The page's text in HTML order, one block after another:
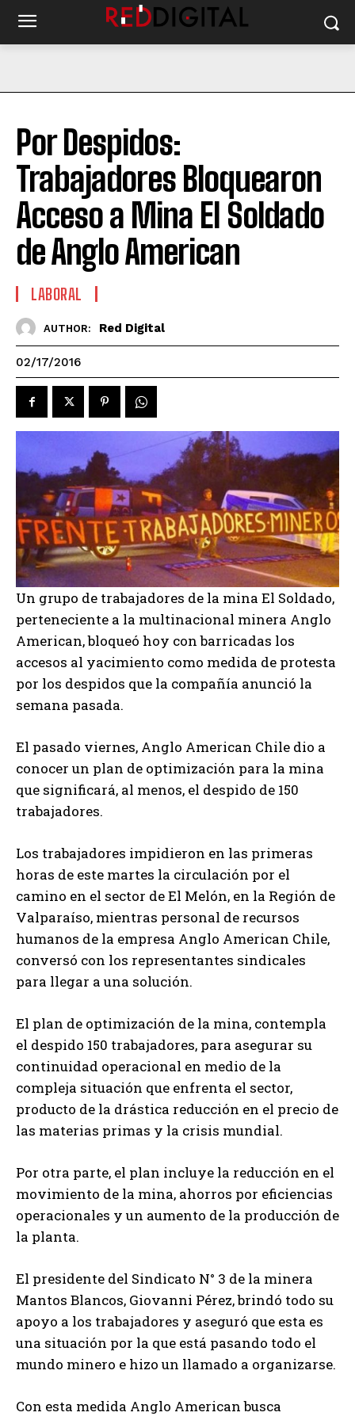
Por Despidos:
Trabajadores Bloquearon
Acceso a Mina El Soldado
de Anglo American
LABORAL
AUTHOR: Red Digital
02/17/2016
Un grupo de trabajadores de la mina El Soldado,
perteneciente a la multinacional minera Anglo
American, bloqueó hoy con barricadas los
accesos al yacimiento como medida de protesta
por los despidos que la compañía anunció la
semana pasada.
El pasado viernes, Anglo American Chile dio a
conocer un plan de optimización para la mina
que significará, al menos, el despido de 150
trabajadores.
Los trabajadores impidieron en las primeras
horas de este martes la circulación por el
camino en el sector de El Melón, en la Región de
Valparaíso, mientras personal de recursos
humanos de la empresa Anglo American Chile,
conversó con los representantes sindicales
para llegar a una solución.
El plan de optimización de la mina, contempla
el despido 150 trabajadores, para asegurar su
continuidad operacional en medio de la
compleja situación que enfrenta el sector,
producto de la drástica reducción en el precio de
las materias primas y la crisis mundial.
Por otra parte, el plan incluye la reducción en el
movimiento de la mina, ahorros por eficiencias
operacionales y un aumento de la producción de
la planta.
El presidente del Sindicato N° 3 de la minera
Mantos Blancos, Giovanni Pérez, brindó todo su
apoyo a los trabajadores y aseguró que esta es
una situación por la que está pasando todo el
mundo minero e hizo un llamado a organizarse.
Con esta medida Anglo American busca